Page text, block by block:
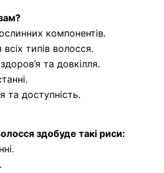
компонентів.
типів волосся.
та довкілля.
та доступність.
здобуде такі риси: